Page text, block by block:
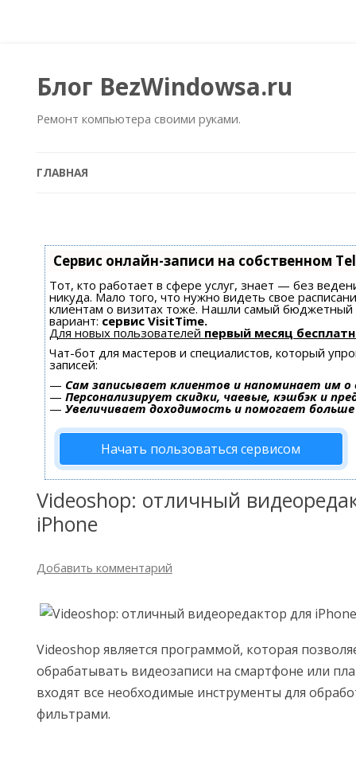
Блог BezWindowsa.ru
Ремонт компьютера своими руками.
ГЛАВНАЯ
Сервис онлайн-записи на собственном
Тот, кто работает в сфере услуг, знает — без
никуда. Мало того, что нужно видеть свое
клиентам о визитах тоже. Нашли самый
вариант: сервис VisitTime.
Для новых пользователей первый месяц
Чат-бот для мастеров и специалистов, который
записей:
— Сам записывает клиентов и напоминает им о
— Персонализирует скидки, чаевые, кэшбэк и
— Увеличивает доходимость и помогает
Начать пользоваться сервисом
Videoshop: отличный
iPhone
Добавить комментарий
Videoshop является программой, которая
обрабатывать видеозаписи на смартфоне или
входят все необходимые инструменты для
фильтрами.